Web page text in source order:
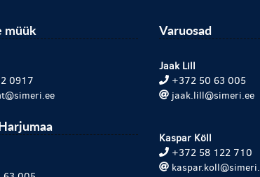
müük
0917
Varuosad
Jaak Lill
+372 50 63 005
jaak.lill@simeri.ee
Kaspar Köll
+372 58 122 710